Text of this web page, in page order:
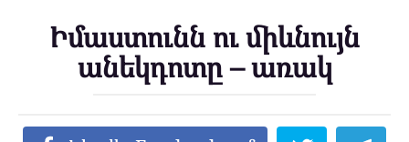
Իմաստունն ու միևնույն
անեկդոտը – առակ